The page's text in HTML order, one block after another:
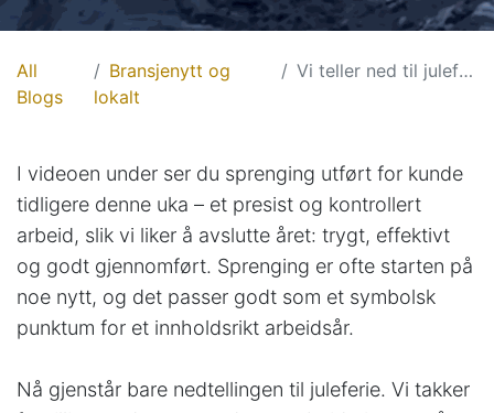
All
Blogs
Bransjenytt og
lokalt
Vi teller ned til juleferie
I videoen under ser du sprenging utført for kunde
tidligere denne uka – et presist og kontrollert
arbeid, slik vi liker å avslutte året: trygt, effektivt
og godt gjennomført. Sprenging er ofte starten på
noe nytt, og det passer godt som et symbolsk
punktum for et innholdsrikt arbeidsår.
Nå gjenstår bare nedtellingen til juleferie. Vi takker